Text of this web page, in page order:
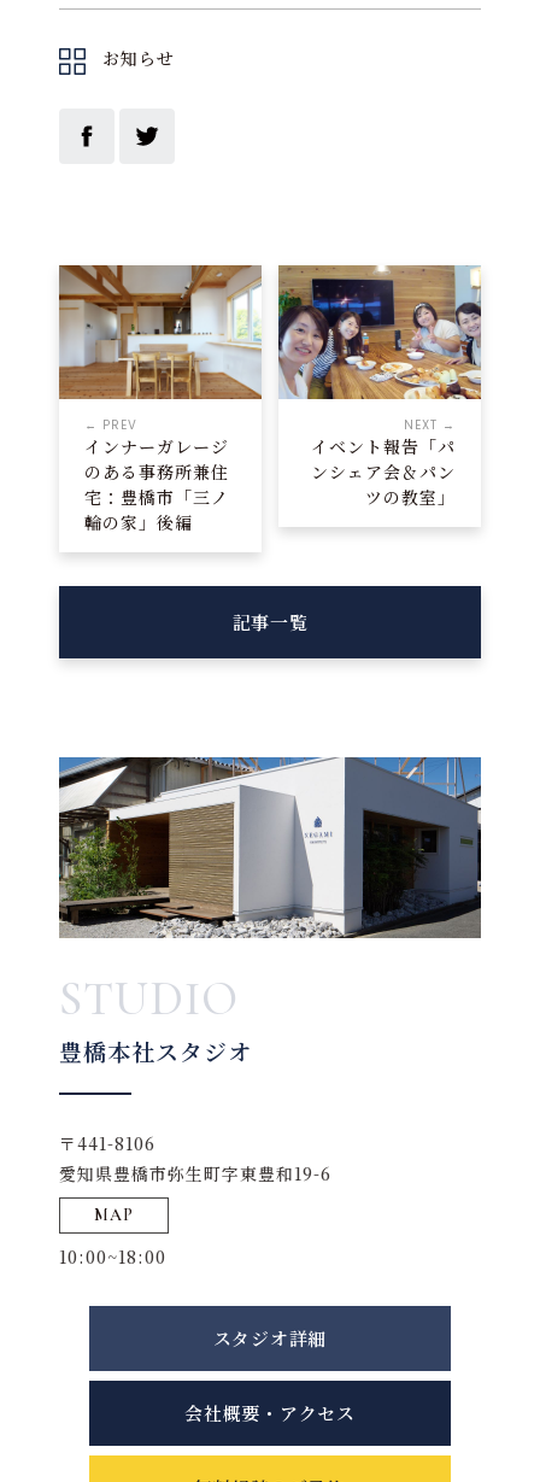
お知らせ
← PREV
インナーガレージ
のある事務所兼住
宅：豊橋市「三ノ
輪の家」後編
NEXT →
イベント報告「パ
ンシェア会＆パン
ツの教室」
記事一覧
STUDIO
豊橋本社スタジオ
〒441-8106
愛知県豊橋市弥生町字東豊和19-6
MAP
10:00~18:00
スタジオ詳細
会社概要・アクセス